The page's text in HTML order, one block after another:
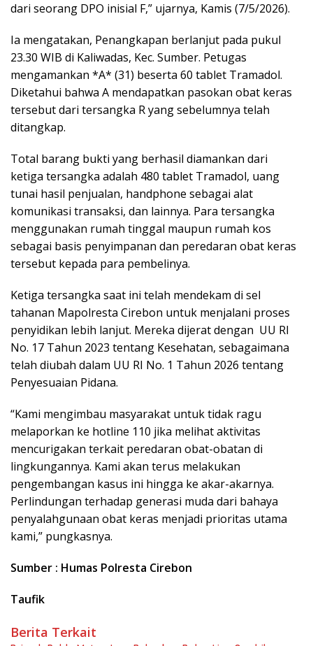
dari seorang DPO inisial F,” ujarnya, Kamis (7/5/2026).
Ia mengatakan, Penangkapan berlanjut pada pukul
23.30 WIB di Kaliwadas, Kec. Sumber. Petugas
mengamankan *A* (31) beserta 60 tablet Tramadol.
Diketahui bahwa A mendapatkan pasokan obat keras
tersebut dari tersangka R yang sebelumnya telah
ditangkap.
Total barang bukti yang berhasil diamankan dari
ketiga tersangka adalah 480 tablet Tramadol, uang
tunai hasil penjualan, handphone sebagai alat
komunikasi transaksi, dan lainnya. Para tersangka
menggunakan rumah tinggal maupun rumah kos
sebagai basis penyimpanan dan peredaran obat keras
tersebut kepada para pembelinya.
Ketiga tersangka saat ini telah mendekam di sel
tahanan Mapolresta Cirebon untuk menjalani proses
penyidikan lebih lanjut. Mereka dijerat dengan UU RI
No. 17 Tahun 2023 tentang Kesehatan, sebagaimana
telah diubah dalam UU RI No. 1 Tahun 2026 tentang
Penyesuaian Pidana.
“Kami mengimbau masyarakat untuk tidak ragu
melaporkan ke hotline 110 jika melihat aktivitas
mencurigakan terkait peredaran obat-obatan di
lingkungannya. Kami akan terus melakukan
pengembangan kasus ini hingga ke akar-akarnya.
Perlindungan terhadap generasi muda dari bahaya
penyalahgunaan obat keras menjadi prioritas utama
kami,” pungkasnya.
Sumber : Humas Polresta Cirebon
Taufik
Berita Terkait